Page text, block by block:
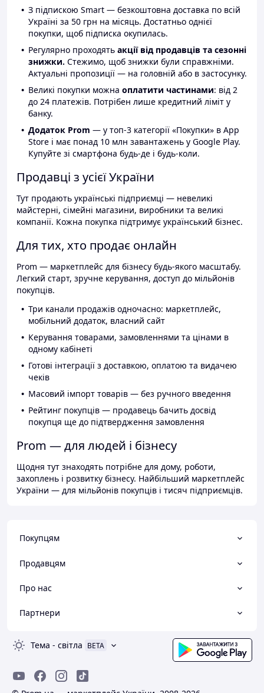
З підпискою Smart — безкоштовна доставка по всій
Україні за 50 грн на місяць. Достатньо однієї
покупки, щоб підписка окупилась.
Регулярно проходять акції від продавців та сезонні
знижки. Стежимо, щоб знижки були справжніми.
Актуальні пропозиції — на головній або в застосунку.
Великі покупки можна оплатити частинами: від 2
до 24 платежів. Потрібен лише кредитний ліміт у
банку.
Додаток Prom — у топ-3 категорії «Покупки» в App
Store і має понад 10 млн завантажень у Google Play.
Купуйте зі смартфона будь-де і будь-коли.
Продавці з усієї України
Тут продають українські підприємці — невеликі
майстерні, сімейні магазини, виробники та великі
компанії. Кожна покупка підтримує український бізнес.
Для тих, хто продає онлайн
Prom — маркетплейс для бізнесу будь-якого масштабу.
Легкий старт, зручне керування, доступ до мільйонів
покупців.
Три канали продажів одночасно: маркетплейс,
мобільний додаток, власний сайт
Керування товарами, замовленнями та цінами в
одному кабінеті
Готові інтеграції з доставкою, оплатою та видачею
чеків
Масовий імпорт товарів — без ручного введення
Рейтинг покупців — продавець бачить досвід
покупця ще до підтвердження замовлення
Prom — для людей і бізнесу
Щодня тут знаходять потрібне для дому, роботи,
захоплень і розвитку бізнесу. Найбільший маркетплейс
України — для мільйонів покупців і тисяч підприємців.
Покупцям
Продавцям
Про нас
Партнери
Тема - світла BETA